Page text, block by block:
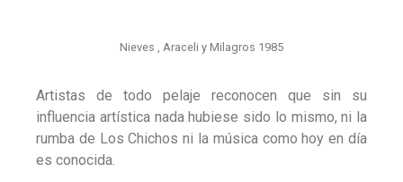
Nieves , Araceli y Milagros 1985
Artistas de todo pelaje reconocen que sin su
influencia artística nada hubiese sido lo mismo, ni la
rumba de Los Chichos ni la música como hoy en día
es conocida.